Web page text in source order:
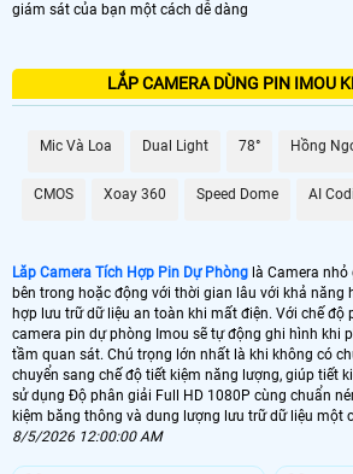
những tình huống mất điện hoặc thiếu nguồn điện.
Điểm nổi bật của camera này chính là chất lượng
phân giải Full HD 1080P, giúp bạn quan sát mọi
quá trình ghi hình, đồng thời Hoàn toàn tin cậy cho
Với Camera Tích Hợp Pin Dự Phòng này, bạn không
trong việc giám sát mà còn được ổn hơn với chất
giám sát của bạn một cách dễ dàng
LẮP CAMERA DÙNG PIN IMOU
Mic Và Loa Dual Light 78° Hồng
CMOS Xoay 360 Speed Dome AI
Lăp Camera Tích Hợp Pin Dự Phòng là Camera
bên trong hoặc động với thời gian lâu với khả năng
hợp lưu trữ dữ liệu an toàn khi mất điện. Với chế độ
camera pin dự phòng Imou sẽ tự động ghi hình khi
tầm quan sát. Chú trọng lớn nhất là khi không có
chuyển sang chế độ tiết kiệm năng lượng, giúp tiết
sử dụng Độ phân giải Full HD 1080P cùng chuẩn
kiệm băng thông và dung lượng lưu trữ dữ liệu một
8/5/2026 12:00:00 AM